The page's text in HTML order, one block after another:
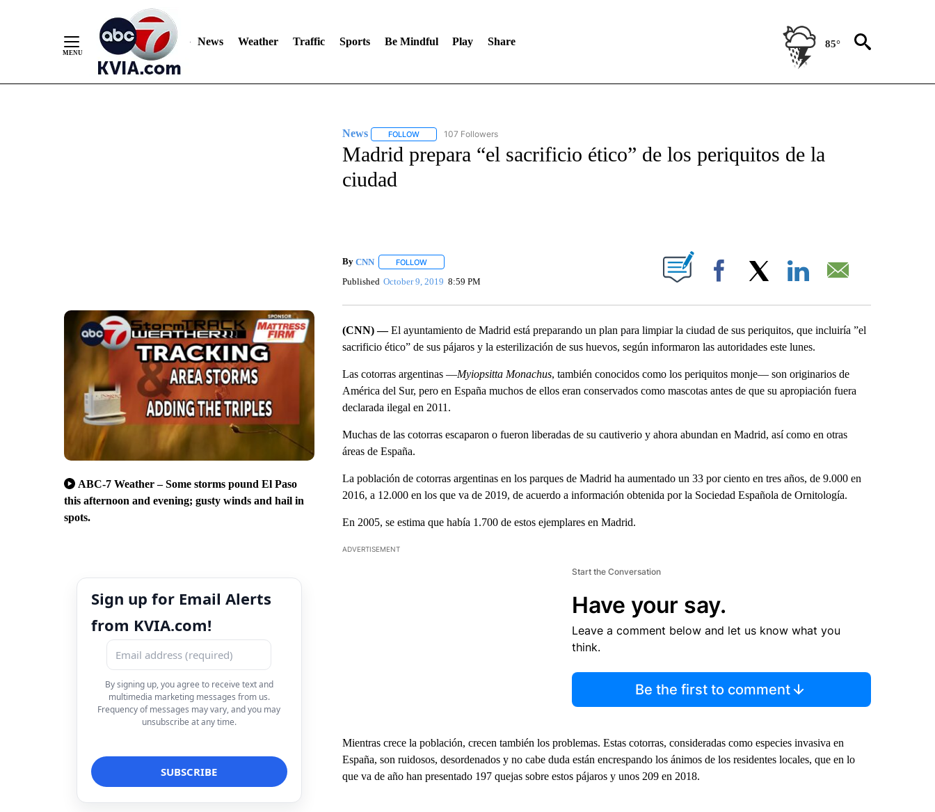
News Weather Traffic Sports Be Mindful Play Share 85°
ABC-7 Weather – Some storms pound El Paso
this afternoon and evening; gusty winds and hail in
spots.
Sign up for Email Alerts
from KVIA.com!
By signing up, you agree to receive text and
multimedia marketing messages from us.
Frequency of messages may vary, and you may
unsubscribe at any time.
News FOLLOWFOLLOW "NEWS" TO RECEIVE NOTIFICATIONS ABOUT NEW PAGES ON "NEWS".
107 Followers
Madrid prepara “el sacrificio ético” de los periquitos de la
ciudad
By CNN FOLLOWFOLLOW "" TO RECEIVE NOTIFICATIONS ABOUT NEW PAGES ON "".
Published October 9, 2019 8:59 PM Facebook
(CNN) —El ayuntamiento de Madrid está preparando un plan para limpiar la ciudad de sus periquitos, que incluiría ”el
sacrificio ético” de sus pájaros y la esterilización de sus huevos, según informaron las autoridades este lunes.
Las cotorras argentinas —Myiopsitta Monachus, también conocidos como los periquitos monje— son originarios de
América del Sur, pero en España muchos de ellos eran conservados como mascotas antes de que su apropiación fuera
declarada ilegal en 2011.
Muchas de las cotorras escaparon o fueron liberadas de su cautiverio y ahora abundan en Madrid, así como en otras
áreas de España.
La población de cotorras argentinas en los parques de Madrid ha aumentado un 33 por ciento en tres años, de 9.000 en
2016, a 12.000 en los que va de 2019, de acuerdo a información obtenida por la Sociedad Española de Ornitología.
En 2005, se estima que había 1.700 de estos ejemplares en Madrid.
ADVERTISEMENT
Start the Conversation
Have your say.
Leave a comment below and let us know what you
think.
Be the first to comment
Mientras crece la población, crecen también los problemas. Estas cotorras, consideradas como especies invasiva en
España, son ruidosos, desordenados y no cabe duda están encrespando los ánimos de los residentes locales, que en lo
que va de año han presentado 197 quejas sobre estos pájaros y unos 209 en 2018.